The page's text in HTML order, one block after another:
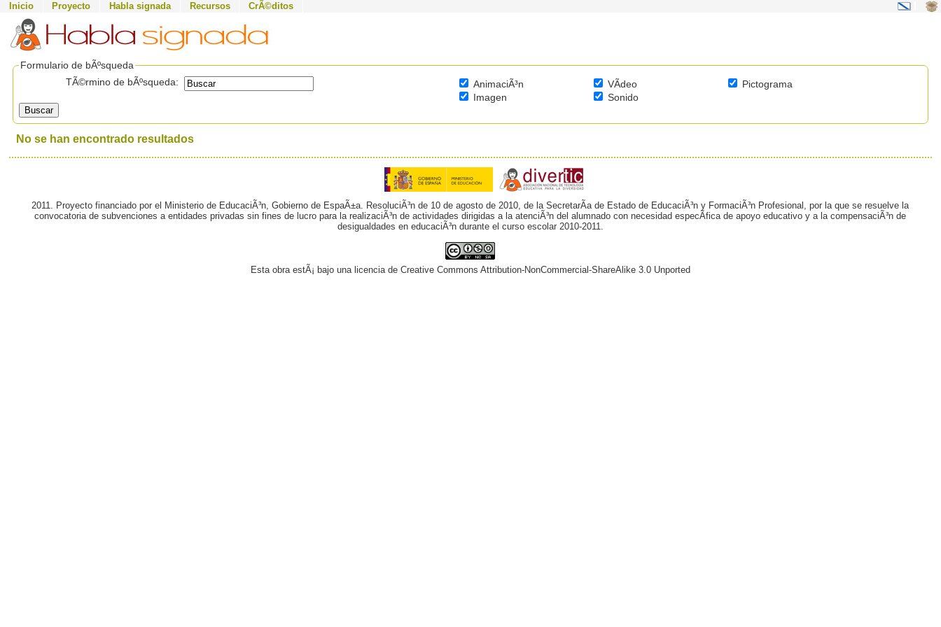
Inicio Proyecto Habla signada Recursos CrÃ©ditos
Formulario de bÃºsqueda
TÃ©rmino de bÃºsqueda:
AnimaciÃ³n VÃ­deo
Pictograma
Imagen
Sonido
Buscar
No se han encontrado resultados
2011. Proyecto financiado por el Ministerio de EducaciÃ³n, Gobierno de EspaÃ±a. ResoluciÃ³n de 10 de agosto de 2010, de la SecretarÃ­a de Estado de EducaciÃ³n y FormaciÃ³n Profesional, por la que se resuelve la
convocatoria de subvenciones a entidades privadas sin fines de lucro para la realizaciÃ³n de actividades dirigidas a la atenciÃ³n del alumnado con necesidad especÃ­fica de apoyo educativo y a la compensaciÃ³n de
desigualdades en educaciÃ³n durante el curso escolar 2010-2011.
Esta obra estÃ¡ bajo una licencia de Creative Commons Attribution-NonCommercial-ShareAlike 3.0 Unported